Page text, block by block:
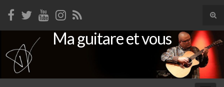
Search for:
Ma guitare et vous